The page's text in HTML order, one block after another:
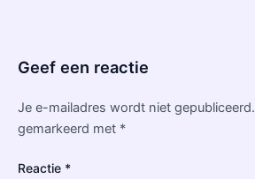
Geef een reactie
Je e-mailadres wordt niet gepubliceerd.
gemarkeerd met *
Reactie *